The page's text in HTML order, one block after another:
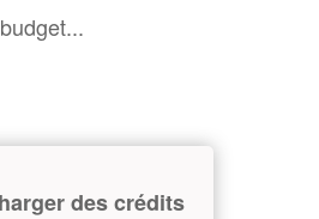
des crédits